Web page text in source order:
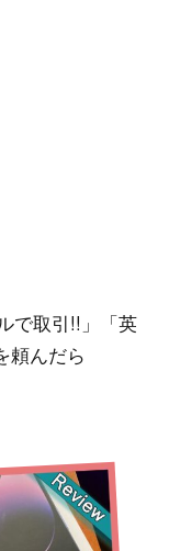
で取引!!」「英
頼んだら